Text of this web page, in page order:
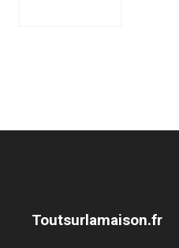
Toutsurlamaison.fr